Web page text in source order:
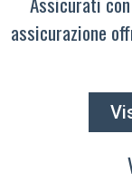
assicurazione